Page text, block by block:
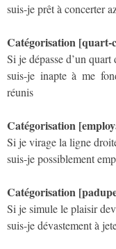
suis-je prêt à concerter
Catégorisation [quart-
Si je dépasse d’un
suis-je inapte à me
réunis
Catégorisation
Si je virage la ligne
suis-je possiblement
Catégorisation
Si je simule le plaisir
suis-je dévastement à